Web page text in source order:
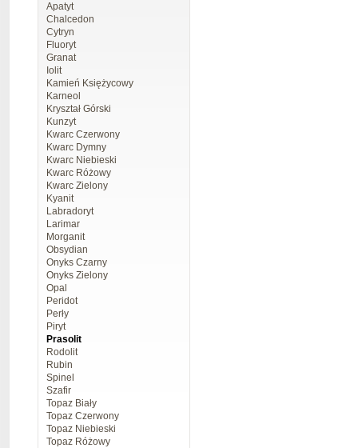
Apatyt
Chalcedon
Cytryn
Fluoryt
Granat
Iolit
Kamień Księżycowy
Karneol
Kryształ Górski
Kunzyt
Kwarc Czerwony
Kwarc Dymny
Kwarc Niebieski
Kwarc Różowy
Kwarc Zielony
Kyanit
Labradoryt
Larimar
Morganit
Obsydian
Onyks Czarny
Onyks Zielony
Opal
Peridot
Perły
Piryt
Prasolit
Rodolit
Rubin
Spinel
Szafir
Topaz Biały
Topaz Czerwony
Topaz Niebieski
Topaz Różowy